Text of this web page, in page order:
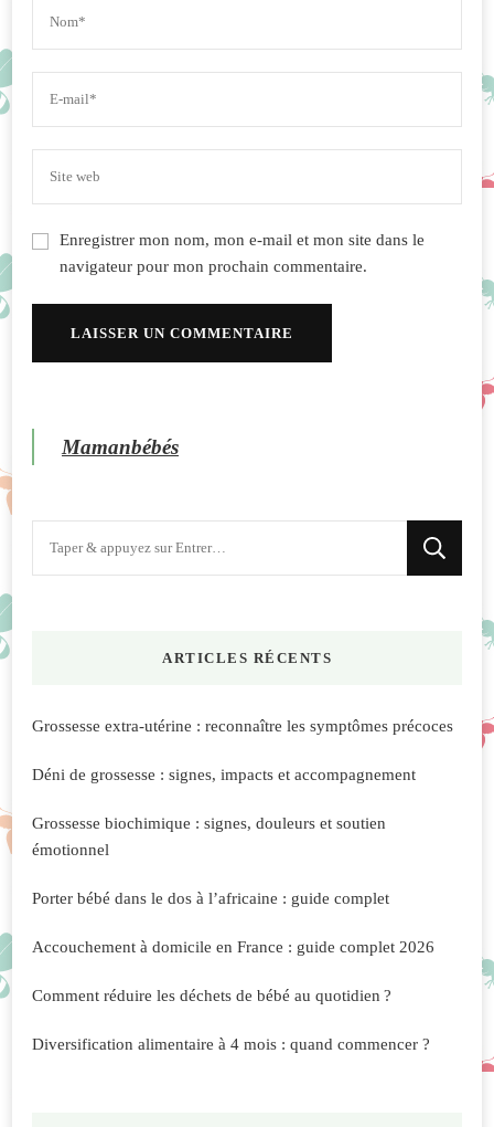
Enregistrer mon nom, mon e-mail et mon site dans le
navigateur pour mon prochain commentaire.
Mamanbébés
ARTICLES RÉCENTS
Grossesse extra-utérine : reconnaître les symptômes précoces
Déni de grossesse : signes, impacts et accompagnement
Grossesse biochimique : signes, douleurs et soutien
émotionnel
Porter bébé dans le dos à l’africaine : guide complet
Accouchement à domicile en France : guide complet 2026
Comment réduire les déchets de bébé au quotidien ?
Diversification alimentaire à 4 mois : quand commencer ?